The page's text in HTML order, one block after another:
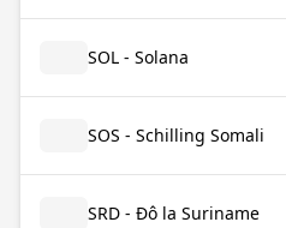
SOL - Solana
SOS - Schilling Somali
SRD - Đô la Suriname